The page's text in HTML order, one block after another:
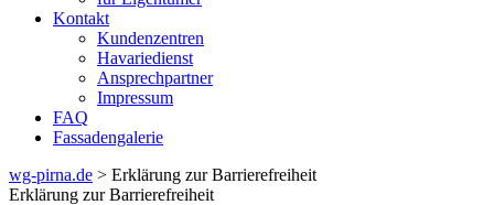
Kontakt
Kundenzentren
Havariedienst
Ansprechpartner
Impressum
FAQ
Fassadengalerie
wg-pirna.de > Erklärung zur Barrierefreiheit
Erklärung zur Barrierefreiheit